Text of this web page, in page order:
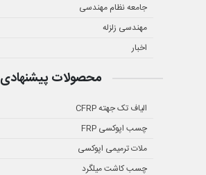
جامعه نظام مهندسی
مهندسی زلزله
اخبار
محصولات پیشنهادی
الیاف تک جهته CFRP
چسب اپوکسی FRP
ملات ترمیمی اپوکسی
چسب کاشت میلگرد